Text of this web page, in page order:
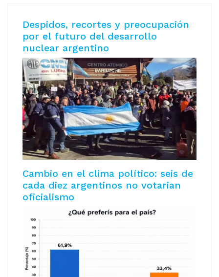
Despidos, recortes y preocupación
por el futuro del desarrollo
nuclear argentino
Cambio en el clima político: seis de
cada diez argentinos no votarian
oficialismo